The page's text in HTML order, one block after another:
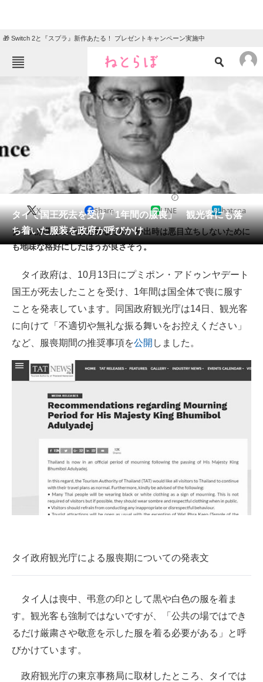
🎁 Switch 2と『スプラ』新作あたる！ プレゼントキャンペーン実施中
ニュース
エンタメ クイズ
グルメ 地域
教育・育児
動物 リサーチ
会員記事
メディア
ITの今と未来を見通す
スマホと通信の最新トレンド
進化するPCとデバイスの未来
好きが集まる 比べて選べる
AI活用のいまが分かる
経営リーダーのコミュニティ
マーケ×ITの今がよく分かる
ITエンジニア向け専門サイト
モノづくり技術者専門サイト
タイで国王死去を受け「1年間の服喪」 観光客にも落
ち着いた服装を政府が呼びかけ
X Share LINE hatena
タイ人が黒か白の服を着るため、外出時は悪目立ちしないために
も地味な格好にしたほうが良さそう。
タイ政府は、10月13日にプミポン・アドゥンヤデート
国王が死去したことを受け、1年間は国全体で喪に服す
ことを発表しています。同国政府観光庁は14日、観光客
に向けて「不適切や無礼な振る舞いをお控えください」
など、服喪期間の推奨事項を公開 しました。
タイ政府観光庁による服喪期についての発表文
タイ人は喪中、弔意の印として黒や白色の服を着ま
す。観光客も強制ではないですが、「公共の場ではでき
るだけ厳粛さや敬意を示した服を着る必要がある」と呼
びかけています。
政府観光庁の東京事務局に取材したところ、タイでは